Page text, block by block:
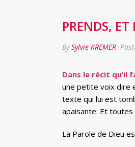
PRENDS, ET
BySylvie KREMER
Dans le récit qu’il
une petite voix dire
texte qui lui est
apaisante. Et
La Parole de Dieu